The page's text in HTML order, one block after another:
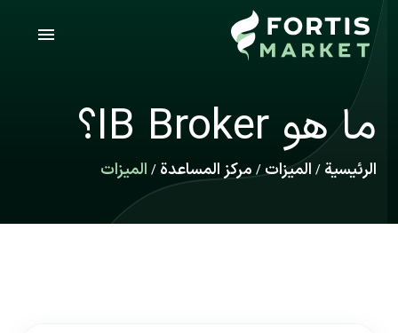
ما هو IB Broker؟
الرئيسية / الميزات/مركز المساعدة / الميزات